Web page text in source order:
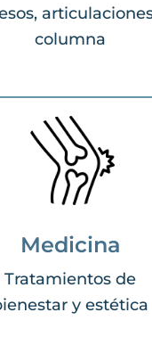
columna
Medicina
Tratamientos de
y estética